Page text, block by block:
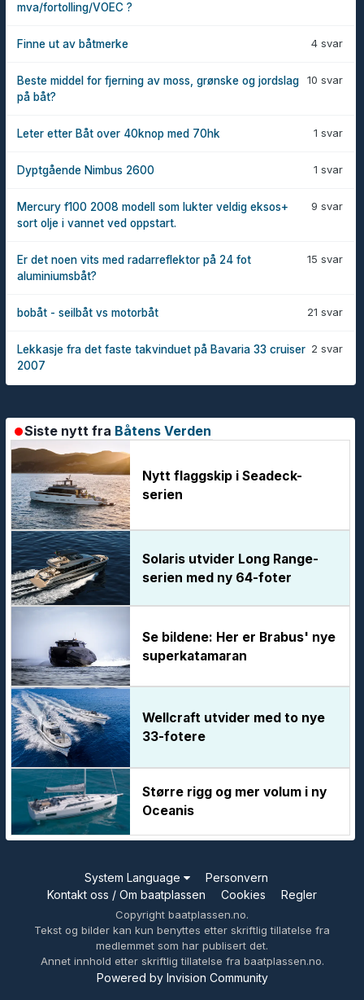
mva/fortolling/VOEC ?
4 svar
Finne ut av båtmerke
10 svar
Beste middel for fjerning av moss, grønske og jordslag
på båt?
1 svar
Leter etter Båt over 40knop med 70hk
1 svar
Dyptgående Nimbus 2600
9 svar
Mercury f100 2008 modell som lukter veldig eksos+
sort olje i vannet ved oppstart.
15 svar
Er det noen vits med radarreflektor på 24 fot
aluminiumsbåt?
21 svar
bobåt - seilbåt vs motorbåt
2 svar
Lekkasje fra det faste takvinduet på Bavaria 33 cruiser
2007
Siste nytt fra Båtens Verden
Nytt flaggskip i Seadeck-
serien
Solaris utvider Long Range-
serien med ny 64-foter
Se bildene: Her er Brabus' nye
superkatamaran
Wellcraft utvider med to nye
33-fotere
Større rigg og mer volum i ny
Oceanis
System Language
Personvern
Kontakt oss / Om baatplassen
Cookies Regler
Copyright baatplassen.no.
Tekst og bilder kan kun benyttes etter skriftlig tillatelse fra
medlemmet som har publisert det.
Annet innhold etter skriftlig tillatelse fra baatplassen.no.
Powered by Invision Community